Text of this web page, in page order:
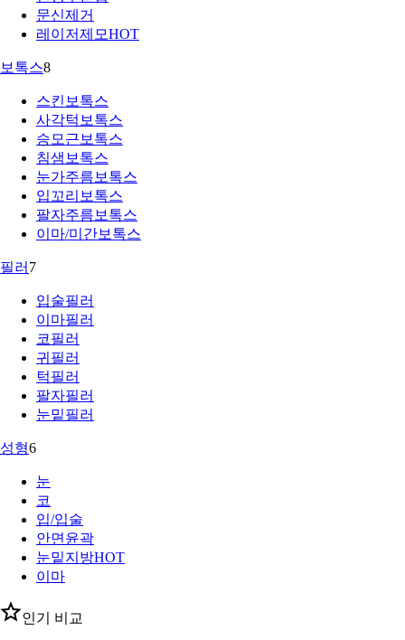
문신제거
레이저제모HOT
보톡스8
스킨보톡스
사각턱보톡스
승모근보톡스
침샘보톡스
눈가주름보톡스
입꼬리보톡스
팔자주름보톡스
이마/미간보톡스
필러 7
입술필러
이마필러
코필러
귀필러
턱필러
팔자필러
눈밑필러
성형6
눈
코
입/입술
안면윤곽
눈밑지방HOT
이마
인기 비교